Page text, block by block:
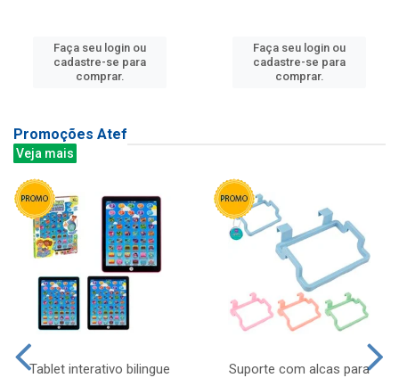
Faça seu login ou
cadastre-se para
comprar.
Faça seu login ou
cadastre-se para
comprar.
Promoções Atef
Veja mais
Tablet interativo bilingue
Suporte com alcas para